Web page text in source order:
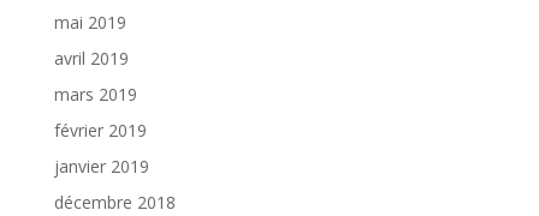
mai 2019
avril 2019
mars 2019
février 2019
janvier 2019
décembre 2018